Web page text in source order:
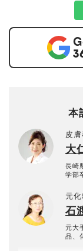
本
皮
大
長崎
学部
わる
対応
せ』
療を
敗す
元
石
元大
品、